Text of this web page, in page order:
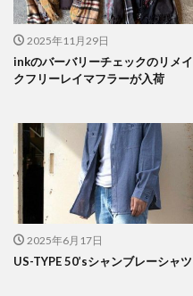
2025年11月29日
inkのバーバリーチェックのリメイ
クフリーレイマフラーが入荷
2025年6月17日
US-TYPE 50’sシャンブレーシャツ